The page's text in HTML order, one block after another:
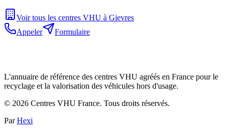
Voir tous les centres VHU à Gievres
Appeler
Formulaire
L'annuaire de référence des centres VHU agréés en France pour le
recyclage et la valorisation des véhicules hors d'usage.
© 2026 Centres VHU France. Tous droits réservés.
Par Hexi